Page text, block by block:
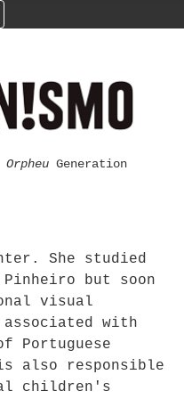
Orpheu Generation
She studied
Pinheiro but soon
visual
with
Portuguese
also responsible
children's